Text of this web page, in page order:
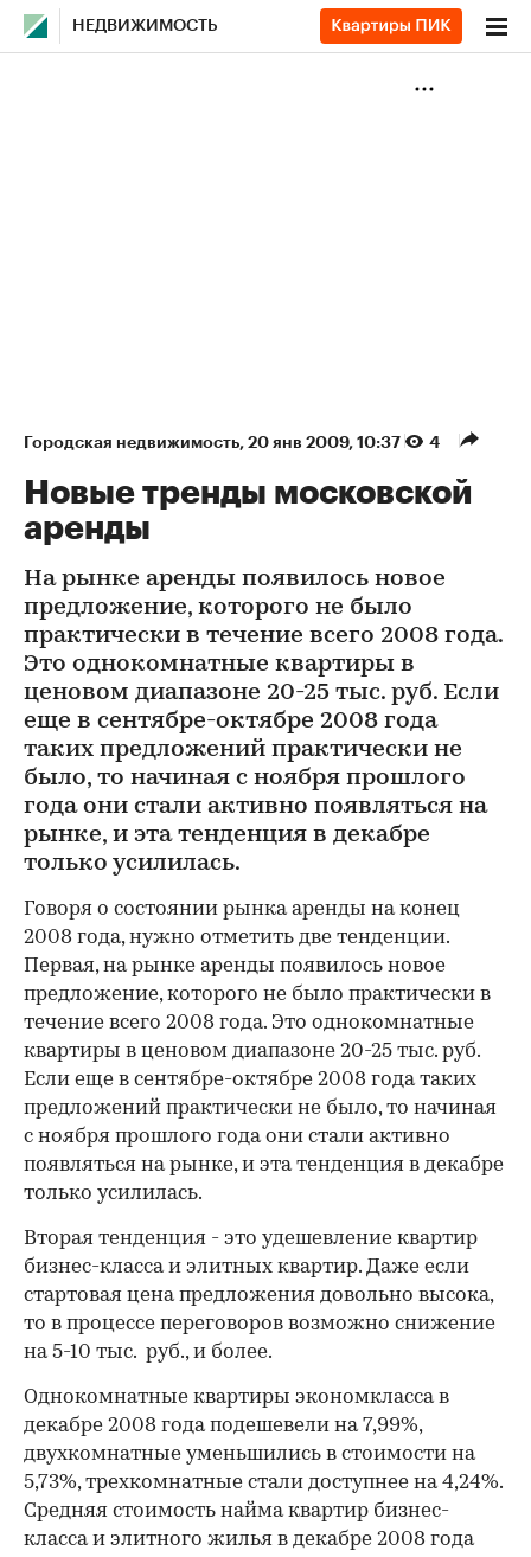
НЕДВИЖИМОСТЬ
Городская недвижимость⁠, 20 янв 2009, 10:37 4
Новые тренды московской
аренды
На рынке аренды появилось новое
предложение, которого не было
практически в течение всего 2008 года.
Это однокомнатные квартиры в
ценовом диапазоне 20-25 тыс. руб. Если
еще в сентябре-октябре 2008 года
таких предложений практически не
было, то начиная с ноября прошлого
года они стали активно появляться на
рынке, и эта тенденция в декабре
только усилилась.
Говоря о состоянии рынка аренды на конец
2008 года, нужно отметить две тенденции.
Первая, на рынке аренды появилось новое
предложение, которого не было практически в
течение всего 2008 года. Это однокомнатные
квартиры в ценовом диапазоне 20-25 тыс. руб.
Если еще в сентябре-октябре 2008 года таких
предложений практически не было, то начиная
с ноября прошлого года они стали активно
появляться на рынке, и эта тенденция в декабре
только усилилась.
Вторая тенденция - это удешевление квартир
бизнес-класса и элитных квартир. Даже если
стартовая цена предложения довольно высока,
то в процессе переговоров возможно снижение
на 5-10 тыс. руб., и более.
Однокомнатные квартиры экономкласса в
декабре 2008 года подешевели на 7,99%,
двухкомнатные уменьшились в стоимости на
5,73%, трехкомнатные стали доступнее на 4,24%.
Средняя стоимость найма квартир бизнес-
класса и элитного жилья в декабре 2008 года